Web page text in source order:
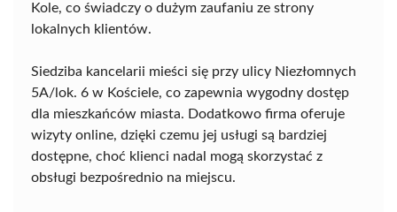
Kole, co świadczy o dużym zaufaniu ze strony
lokalnych klientów.
Siedziba kancelarii mieści się przy ulicy Niezłomnych
5A/lok. 6 w Kościele, co zapewnia wygodny dostęp
dla mieszkańców miasta. Dodatkowo firma oferuje
wizyty online, dzięki czemu jej usługi są bardziej
dostępne, choć klienci nadal mogą skorzystać z
obsługi bezpośrednio na miejscu.